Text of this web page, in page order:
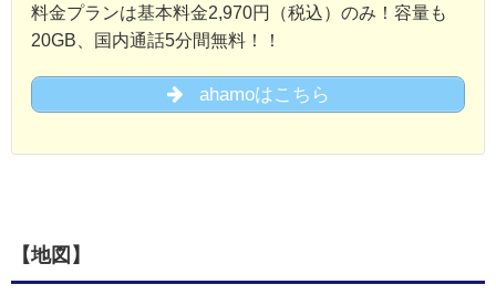
料金プランは基本料金2,970円（税込）のみ！容量も
20GB、国内通話5分間無料！！
ahamoはこちら
【地図】